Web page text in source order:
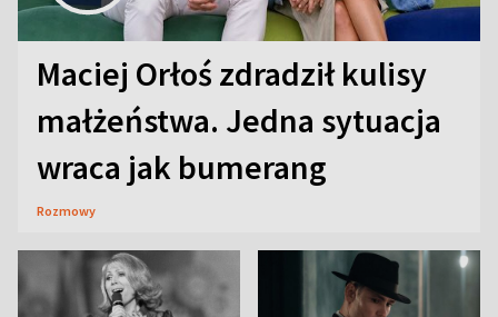
Maciej Orłoś zdradził kulisy
małżeństwa. Jedna sytuacja
wraca jak bumerang
Rozmowy